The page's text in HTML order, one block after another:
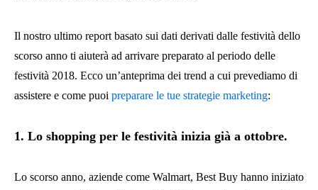
Il nostro ultimo report basato sui dati derivati dalle festività dello
scorso anno ti aiuterà ad arrivare preparato al periodo delle
festività 2018. Ecco un’anteprima dei trend a cui prevediamo di
assistere e come puoi preparare le tue strategie marketing:
1. Lo shopping per le festività inizia già a ottobre.
Lo scorso anno, aziende come Walmart, Best Buy hanno iniziato